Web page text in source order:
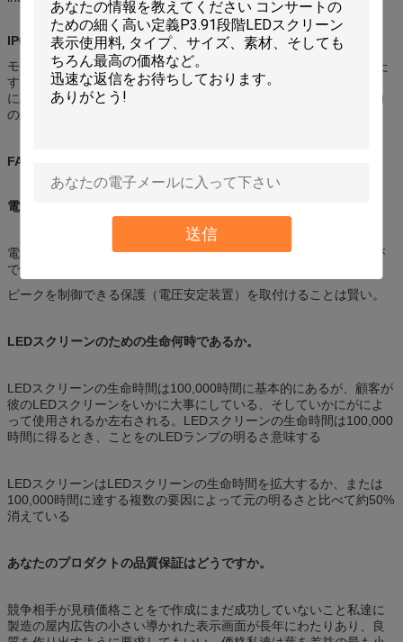
送信
IP65、速い取付けおよび維持
モジュールのためのIP65は、屋外の露出したinstalltionの条件を満た
す。
に設計基づく取付けおよび維持費を救うモジュール、最高速度、力
の維持。
FAQ
電源を保護する方法か。
電気ピークは生命時間を減らす電装品により多くの力を置くことが
できる。
ピークを制御できる保護（電圧安定装置）を取付けることは賢い。
LEDスクリーンのための生命何時であるか。
LEDスクリーンの生命時間は100,000時間に基本的にあるが、顧客が
彼のLEDスクリーンをいかに大事にしている、そしていかにがによ
って使用されるか左右される。LEDスクリーンの生命時間は100,000
時間に得るとき、ことをのLEDランプの明るさ意味する
LEDスクリーンはLEDスクリーンの生命時間を拡大するか、または
100,000時間に達する複数の要因によって元の明るさと比べて約50%
消えている
あなたのプロダクトの品質保証はどうですか。
競争相手が見積価格ことをで作成にまだ成功していないこと私達に
製造の屋内広告の小さい導かれた表示画面が長年にわたりあり、良